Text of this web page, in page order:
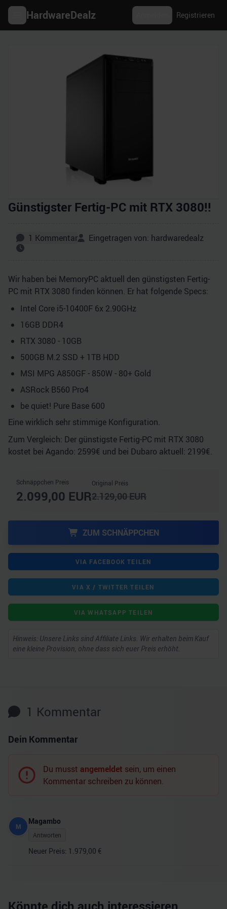
HardwareDealz Registrieren
Günstigster Fertig-PC mit RTX 3080!!
1 Kommentar Eingetragen von: hardwaredealz
Wir haben bei MemoryPC aktuell den günstigsten Fertig-
PC mit RTX 3080 finden können. Er hat folgende Specs:
Intel Core i5-10400F 6x 2.90GHz
16GB DDR4
RTX 3080 - 10GB
500GB M.2 SSD + 1TB HDD
MSI MPG A850GF - 850W - 80+ Gold
ASRock B560 Pro4
be quiet! Pure Base 600
Eine wirklich sehr stimmige Konfiguration.
Zum Vergleich: Der günstigste Fertig-PC mit RTX 3080
kostet bei Agando: 2599€ und bei Dubaro aktuell: 2199€.
Schnäppchen Preis
2.099,00 EUR
Original Preis
2.129,00EUR
ZUM SCHNÄPPCHEN
VIA FACEBOOK TEILEN
VIA X / TWITTER TEILEN
VIA WHATSAPP TEILEN
Hinweis: Unsere Links sind Affiliate Links. Wir erhalten beim Kauf
eine kleine Provision, ohne dass sich euer Preis erhöht.
1 Kommentar
Dein Kommentar
Du musst angemeldet sein, um einen
Kommentar schreiben zu können.
M
Magambo
Antworten
Neuer Preis: 1.979,00 €